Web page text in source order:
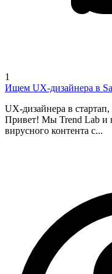
1
Ищем UX-дизайнера в
UX-дизайнера в
Привет! Мы Trend Lab и
вирусного контента с...